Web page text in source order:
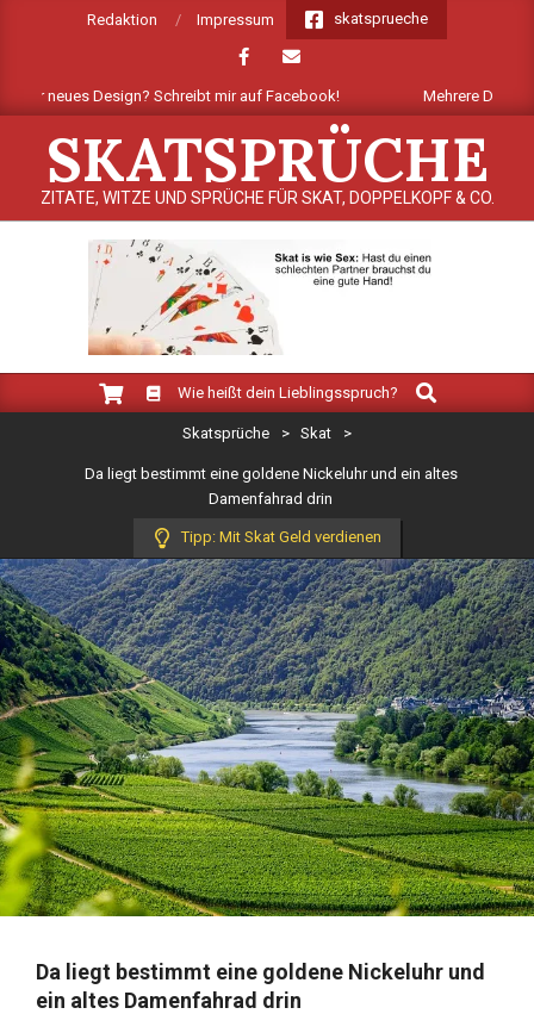
Redaktion Impressum skatsprueche
neues Design? Schreibt mir auf Facebook! Mehrere Dutzend
SKATSPRÜCHE
ZITATE, WITZE UND SPRÜCHE FÜR SKAT, DOPPELKOPF & CO.
Navigation
Wie heißt dein Lieblingsspruch?
Search
Skatsprüche > Skat >
Da liegt bestimmt eine goldene Nickeluhr und ein altes
Damenfahrad drin
Tipp: Mit Skat Geld verdienen
Da liegt bestimmt eine goldene Nickeluhr und
ein altes Damenfahrad drin